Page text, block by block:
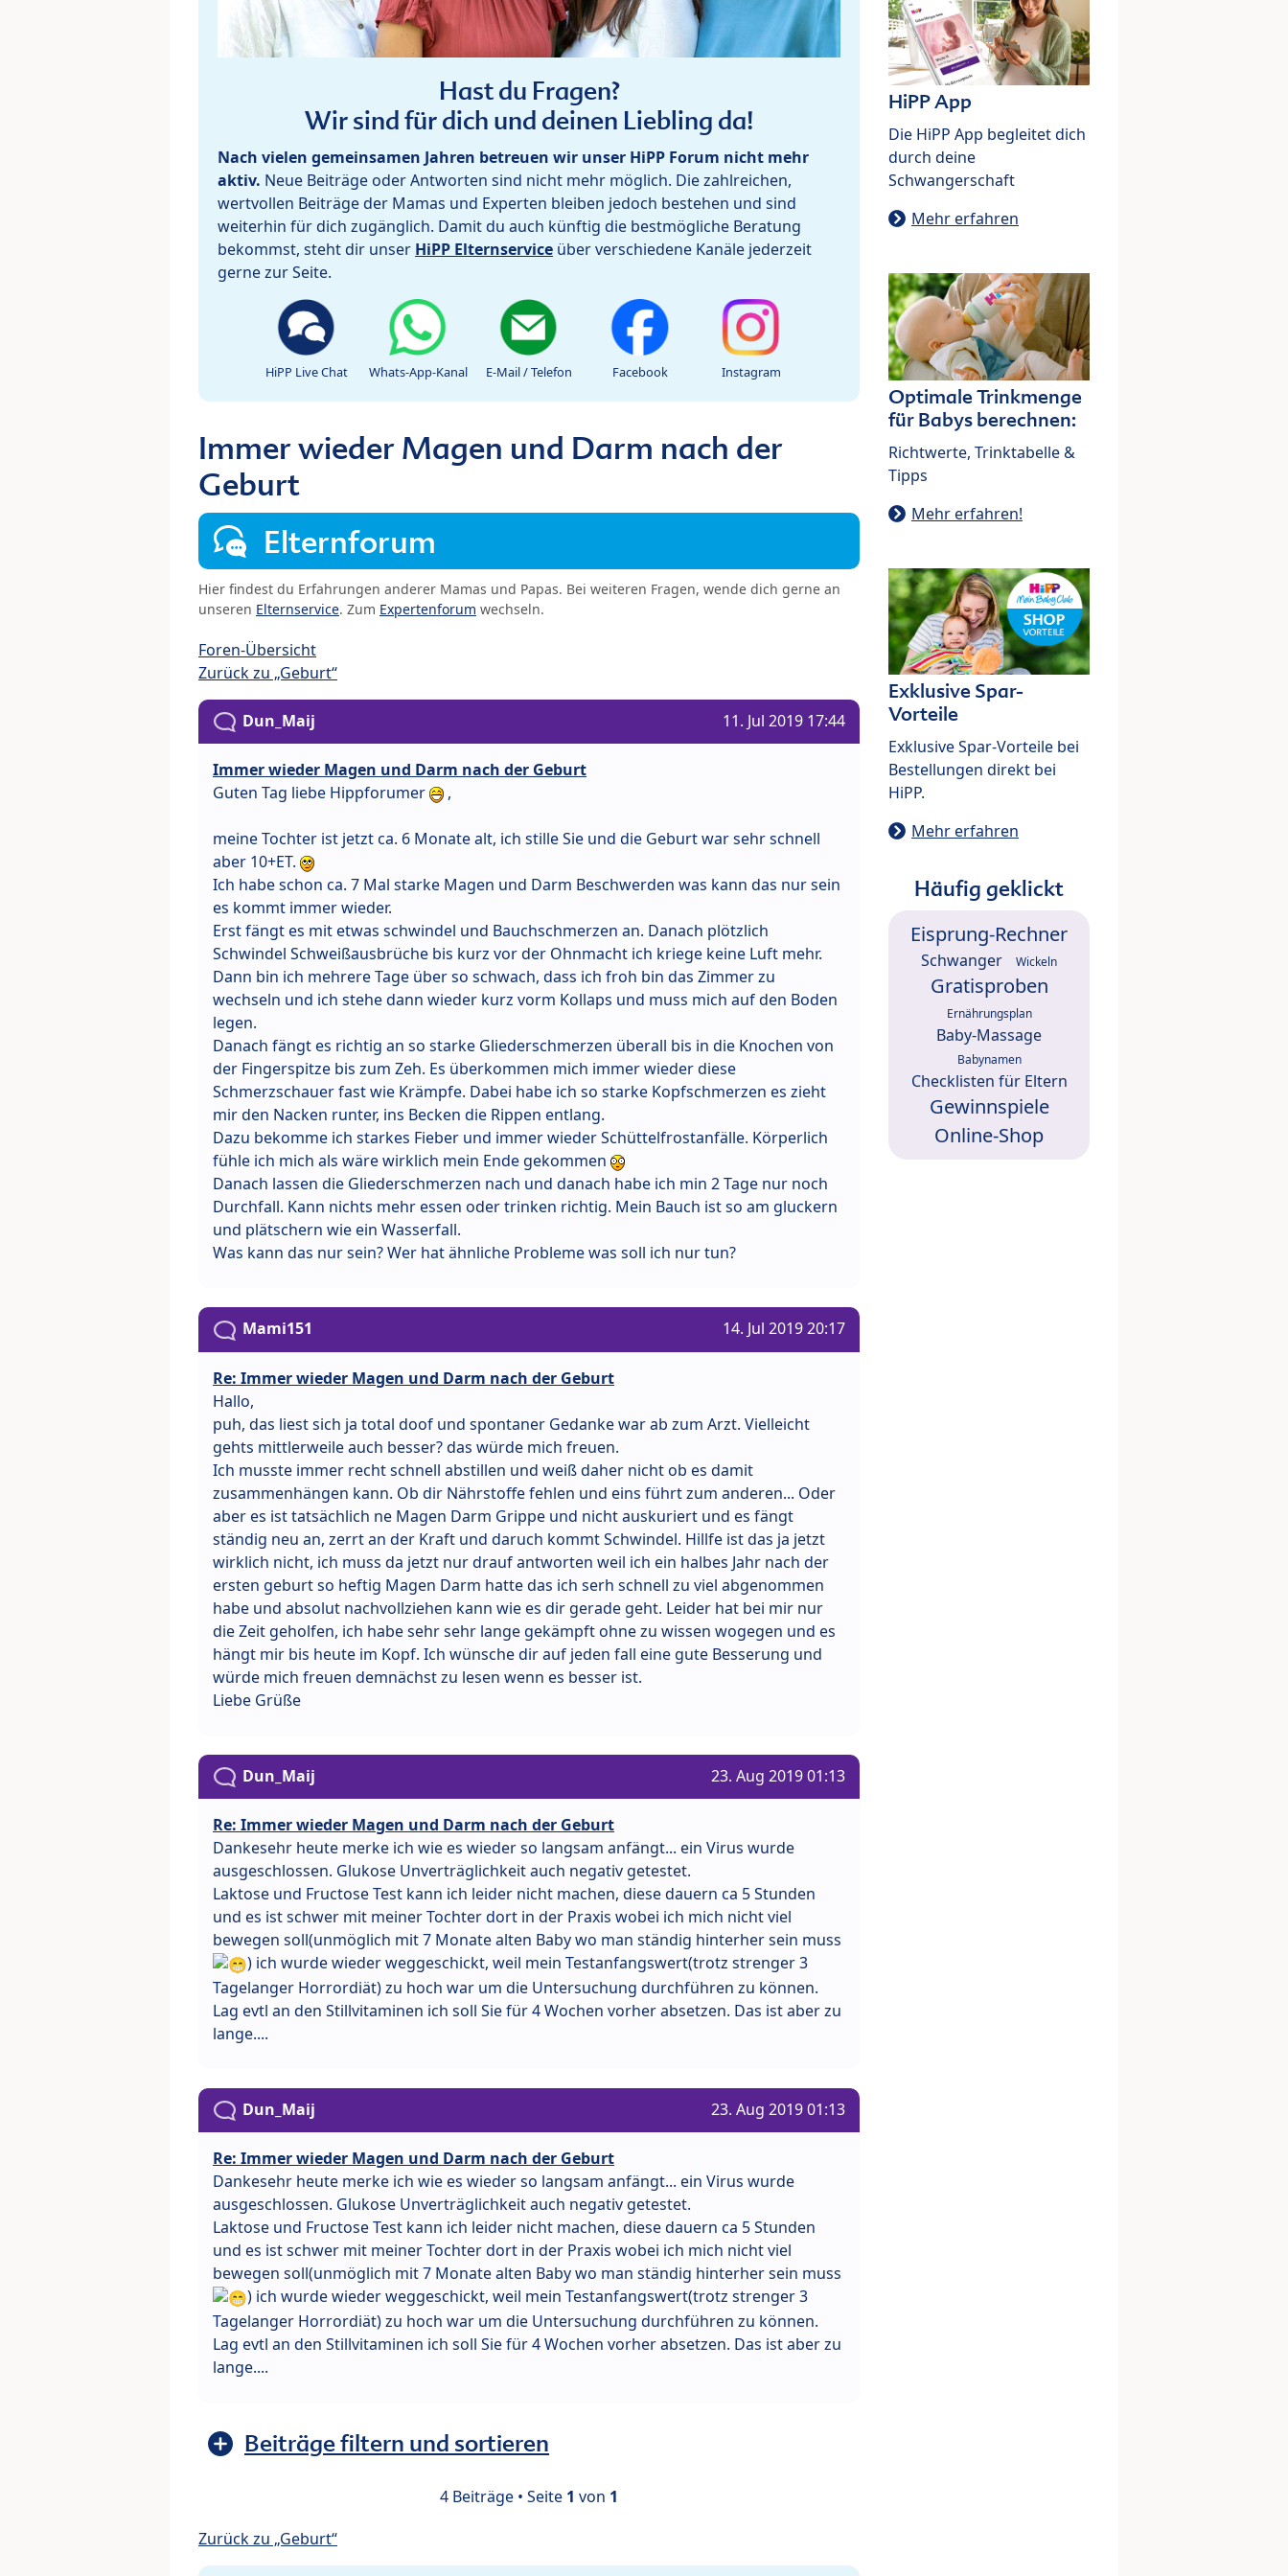
Hast du Fragen?
Wir sind für dich und deinen Liebling da!
Nach vielen gemeinsamen Jahren betreuen wir unser HiPP Forum nicht mehr
aktiv. Neue Beiträge oder Antworten sind nicht mehr möglich. Die zahlreichen,
wertvollen Beiträge der Mamas und Experten bleiben jedoch bestehen und sind
weiterhin für dich zugänglich. Damit du auch künftig die bestmögliche Beratung
bekommst, steht dir unser HiPP Elternservice über verschiedene Kanäle jederzeit
gerne zur Seite.
HiPP Live Chat Whats-App-Kanal E-Mail / Telefon Facebook Instagram
Immer wieder Magen und Darm nach der
Geburt
Elternforum
Hier findest du Erfahrungen anderer Mamas und Papas. Bei weiteren Fragen, wende dich gerne an
unseren Elternservice. Zum Expertenforum wechseln.
Foren-Übersicht
Zurück zu „Geburt“
Dun_Maij 11. Jul 2019 17:44
Immer wieder Magen und Darm nach der Geburt
Guten Tag liebe Hippforumer
,
meine Tochter ist jetzt ca. 6 Monate alt, ich stille Sie und die Geburt war sehr schnell
aber 10+ET.
Ich habe schon ca. 7 Mal starke Magen und Darm Beschwerden was kann das nur sein
es kommt immer wieder.
Erst fängt es mit etwas schwindel und Bauchschmerzen an. Danach plötzlich
Schwindel Schweißausbrüche bis kurz vor der Ohnmacht ich kriege keine Luft mehr.
Dann bin ich mehrere Tage über so schwach, dass ich froh bin das Zimmer zu
wechseln und ich stehe dann wieder kurz vorm Kollaps und muss mich auf den Boden
legen.
Danach fängt es richtig an so starke Gliederschmerzen überall bis in die Knochen von
der Fingerspitze bis zum Zeh. Es überkommen mich immer wieder diese
Schmerzschauer fast wie Krämpfe. Dabei habe ich so starke Kopfschmerzen es zieht
mir den Nacken runter, ins Becken die Rippen entlang.
Dazu bekomme ich starkes Fieber und immer wieder Schüttelfrostanfälle. Körperlich
fühle ich mich als wäre wirklich mein Ende gekommen
Danach lassen die Gliederschmerzen nach und danach habe ich min 2 Tage nur noch
Durchfall. Kann nichts mehr essen oder trinken richtig. Mein Bauch ist so am gluckern
und plätschern wie ein Wasserfall.
Was kann das nur sein? Wer hat ähnliche Probleme was soll ich nur tun?
Mami151 14. Jul 2019 20:17
Re: Immer wieder Magen und Darm nach der Geburt
Hallo,
puh, das liest sich ja total doof und spontaner Gedanke war ab zum Arzt. Vielleicht
gehts mittlerweile auch besser? das würde mich freuen.
Ich musste immer recht schnell abstillen und weiß daher nicht ob es damit
zusammenhängen kann. Ob dir Nährstoffe fehlen und eins führt zum anderen... Oder
aber es ist tatsächlich ne Magen Darm Grippe und nicht auskuriert und es fängt
ständig neu an, zerrt an der Kraft und daruch kommt Schwindel. Hillfe ist das ja jetzt
wirklich nicht, ich muss da jetzt nur drauf antworten weil ich ein halbes Jahr nach der
ersten geburt so heftig Magen Darm hatte das ich serh schnell zu viel abgenommen
habe und absolut nachvollziehen kann wie es dir gerade geht. Leider hat bei mir nur
die Zeit geholfen, ich habe sehr sehr lange gekämpft ohne zu wissen wogegen und es
hängt mir bis heute im Kopf. Ich wünsche dir auf jeden fall eine gute Besserung und
würde mich freuen demnächst zu lesen wenn es besser ist.
Liebe Grüße
Dun_Maij 23. Aug 2019 01:13
Re: Immer wieder Magen und Darm nach der Geburt
Dankesehr heute merke ich wie es wieder so langsam anfängt... ein Virus wurde
ausgeschlossen. Glukose Unverträglichkeit auch negativ getestet.
Laktose und Fructose Test kann ich leider nicht machen, diese dauern ca 5 Stunden
und es ist schwer mit meiner Tochter dort in der Praxis wobei ich mich nicht viel
bewegen soll(unmöglich mit 7 Monate alten Baby wo man ständig hinterher sein muss
) ich wurde wieder weggeschickt, weil mein Testanfangswert(trotz strenger 3
Tagelanger Horrordiät) zu hoch war um die Untersuchung durchführen zu können.
Lag evtl an den Stillvitaminen ich soll Sie für 4 Wochen vorher absetzen. Das ist aber zu
lange....
Dun_Maij 23. Aug 2019 01:13
Re: Immer wieder Magen und Darm nach der Geburt
Dankesehr heute merke ich wie es wieder so langsam anfängt... ein Virus wurde
ausgeschlossen. Glukose Unverträglichkeit auch negativ getestet.
Laktose und Fructose Test kann ich leider nicht machen, diese dauern ca 5 Stunden
und es ist schwer mit meiner Tochter dort in der Praxis wobei ich mich nicht viel
bewegen soll(unmöglich mit 7 Monate alten Baby wo man ständig hinterher sein muss
) ich wurde wieder weggeschickt, weil mein Testanfangswert(trotz strenger 3
Tagelanger Horrordiät) zu hoch war um die Untersuchung durchführen zu können.
Lag evtl an den Stillvitaminen ich soll Sie für 4 Wochen vorher absetzen. Das ist aber zu
lange....
Beiträge filtern und sortieren
4 Beiträge • Seite 1 von 1
Zurück zu „Geburt“
HiPP App
Die HiPP App begleitet dich
durch deine
Schwangerschaft
Mehr erfahren
Optimale Trinkmenge
für Babys berechnen:
Richtwerte, Trinktabelle &
Tipps
Mehr erfahren!
Exklusive Spar-
Vorteile
Exklusive Spar-Vorteile bei
Bestellungen direkt bei
HiPP.
Mehr erfahren
Häufig geklickt
Eisprung-Rechner
Schwanger Wickeln
Gratisproben
Ernährungsplan
Baby-Massage
Babynamen
Checklisten für Eltern
Gewinnspiele
Online-Shop